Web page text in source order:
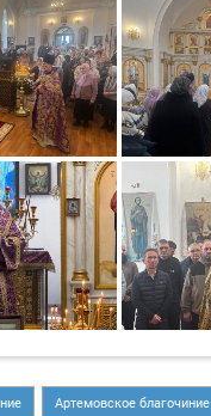
Артемовское благочиние